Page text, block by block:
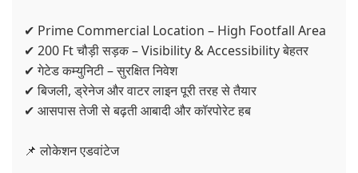
✔ Prime Commercial Location – High Footfall Area
✔ 200 Ft चौड़ी सड़क – Visibility & Accessibility बेहतर
✔ गेटेड कम्युनिटी – सुरक्षित निवेश
✔ बिजली, ड्रेनेज और वाटर लाइन पूरी तरह से तैयार
✔ आसपास तेजी से बढ़ती आबादी और कॉरपोरेट हब
📌 लोकेशन एडवांटेज